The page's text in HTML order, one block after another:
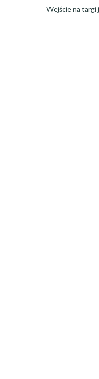
Wejście na targi